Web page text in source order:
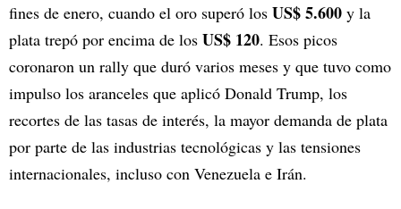
fines de enero, cuando el oro superó los US$ 5.600 y la
plata trepó por encima de los US$ 120. Esos picos
coronaron un rally que duró varios meses y que tuvo como
impulso los aranceles que aplicó Donald Trump, los
recortes de las tasas de interés, la mayor demanda de plata
por parte de las industrias tecnológicas y las tensiones
internacionales, incluso con Venezuela e Irán.